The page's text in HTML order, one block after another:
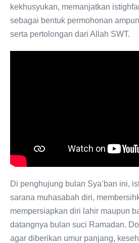
kekhusyukan, memanjatkan
sebagai bentuk permohonan
serta pertolongan dari Allah SWT.
Di penghujung bulan Sya’ban ini,
sarana muhasabah diri,
mempersiapkan diri lahir maupun
datangnya bulan suci Ramadan.
agar diberikan umur panjang,